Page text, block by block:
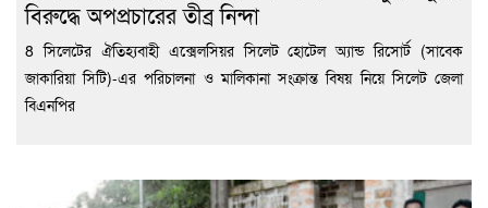
বিরুদ্ধে অপপ্রচারের তীব্র নিন্দা
8 সিলেটের ঐতিহ্যবাহী এক্সেলসিয়র সিলেট হোটেল অ্যান্ড রিসোর্ট (সাবেক
জাকারিয়া সিটি)-এর পরিচালনা ও মালিকানা সংক্রান্ত বিষয় নিয়ে সিলেট জেলা
বিএনপির